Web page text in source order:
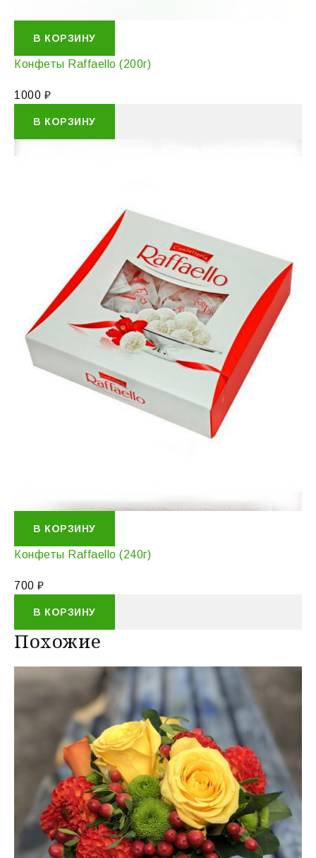
В КОРЗИНУ
Конфеты Raffaello (200г)
1000 ₽
В КОРЗИНУ
В КОРЗИНУ
Конфеты Raffaello (240г)
700 ₽
В КОРЗИНУ
Похожие